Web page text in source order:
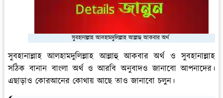
সুবহানাল্লাহ আলহামদুলিল্লাহ আল্লাহু আকবার অর্থ
সুবহানাল্লাহ আলহামদুলিল্লাহ আল্লাহু আকবার অর্থ ও সুবহানাল্লাহ
সঠিক বানান বাংলা অর্থ ও আরবি অনুবাদও জানাবো আপনাদের।
এছাড়াও কোরআনের কোথায় আছে তাও জানাবো চলুন।